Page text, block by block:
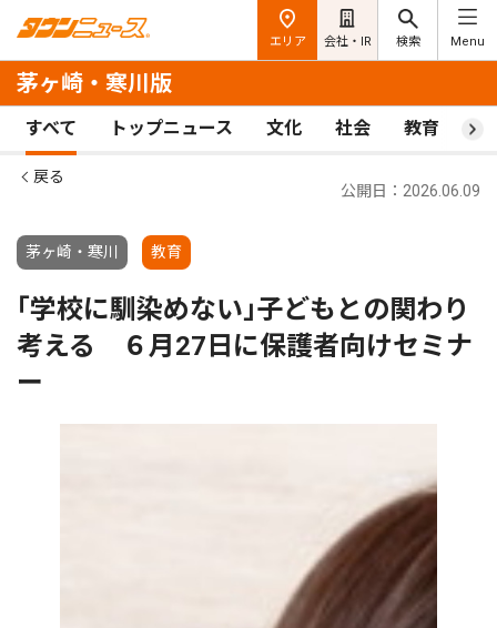
エリア 会社・IR 検索 Menu
茅ヶ崎・寒川版
すべて トップニュース 文化 社会 教育 ス
戻る
茅ヶ崎・寒川 教育
公開日：2026.06.09
｢学校に馴染めない｣子どもとの関わり
考える ６月27日に保護者向けセミナ
ー